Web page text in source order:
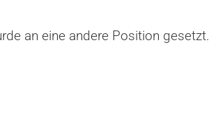
an eine andere Position gesetzt.